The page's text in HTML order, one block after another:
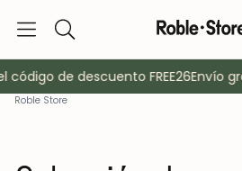
Buscar
de descuento FREE26Envío
Roble Store